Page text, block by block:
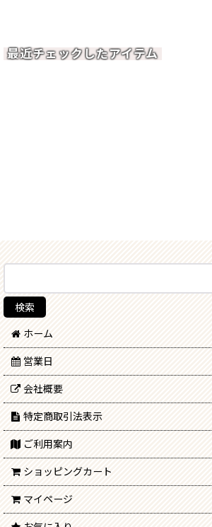
最近チェックしたアイテム
ホーム
営業日
会社概要
特定商取引法表示
ご利用案内
ショッピングカート
マイページ